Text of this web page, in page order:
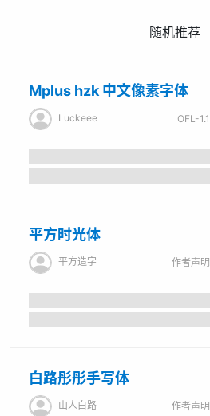
随机推荐
Mplus hzk 中文像素字体
Luckeee OFL-1.1
平方时光体
平方造字 作者声明
白路彤彤手写体
山人白路 作者声明